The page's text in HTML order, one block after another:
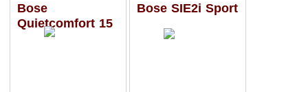
Bose
Quietcomfort 15
Bose SIE2i Sport